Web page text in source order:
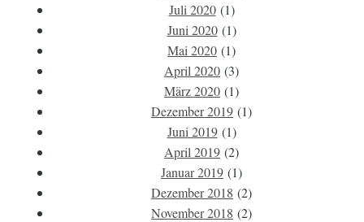
Juli 2020(1)
Juni 2020(1)
Mai 2020 (1)
April 2020 (3)
März 2020 (1)
Dezember 2019 (1)
Juni 2019(1)
April 2019 (2)
Januar 2019 (1)
Dezember 2018 (2)
November 2018 (2)